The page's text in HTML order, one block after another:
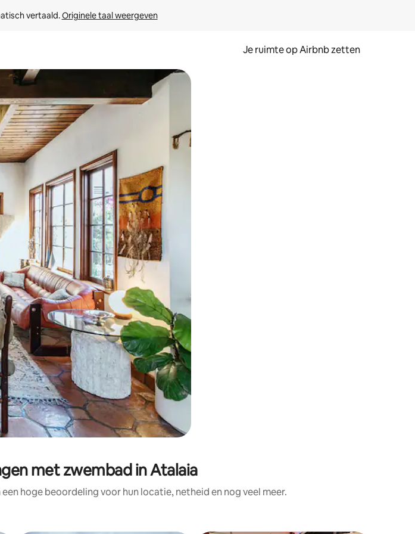
vertaald. Originele taal weergeven
Je ruimte op Airbnb zetten
omhoog en omlaag, óf door te tikken of swipen.
met zwembad in Atalaia
hoge beoordeling voor hun locatie, netheid en nog veel meer.